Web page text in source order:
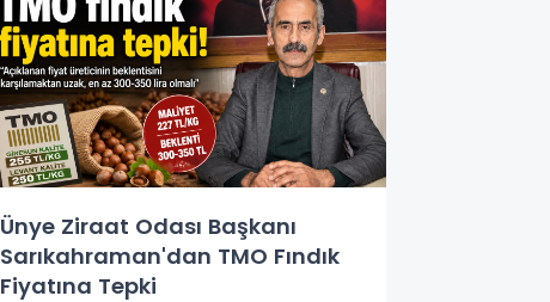
Ünye Ziraat Odası Başkanı
Sarıkahraman'dan TMO Fındık
Fiyatına Tepki